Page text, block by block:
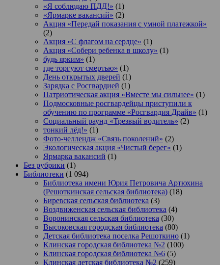
«Я соблюдаю ПДД!» (1)
«Ярмарке вакансий» (2)
Акция «Передай показания с умной платежкой»
(2)
Акция «С флагом на сердце» (1)
Акция «Собери ребенка в школу» (1)
будь ярким» (1)
где торгуют смертью» (1)
День открытых дверей (1)
Зарядка с Росгвардией (1)
Патриотическая акция «Вместе мы сильнее» (1)
Подмосковные росгвардейцы приступили к
обучению по программе «Росгвардия Драйв» (1)
Социальный раунд «Трезвый водитель» (2)
тонкий лёд!» (1)
Фото-челлендж «Связь поколений» (2)
Экологическая акция «Чистый берег» (1)
Ярмарка вакансий (1)
Без рубрики (1)
Библиотеки (1 094)
Библиотека имени Юрия Петровича Артюхина
(Решоткинская сельская библиотека) (18)
Биревская сельская библиотека (3)
Воздвиженская сельская библиотека (4)
Воронинская сельская библиотека (30)
Высоковская городская библиотека (80)
Детская библиотека поселка Решоткино (1)
Клинская городская библиотека №2 (100)
Клинская городская библиотека №6 (5)
Клинская детская библиотека №2 (259)